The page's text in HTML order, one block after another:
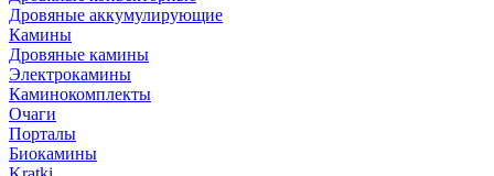
Дровяные аккумулирующие
Камины
Дровяные камины
Электрокамины
Каминокомплекты
Очаги
Порталы
Биокамины